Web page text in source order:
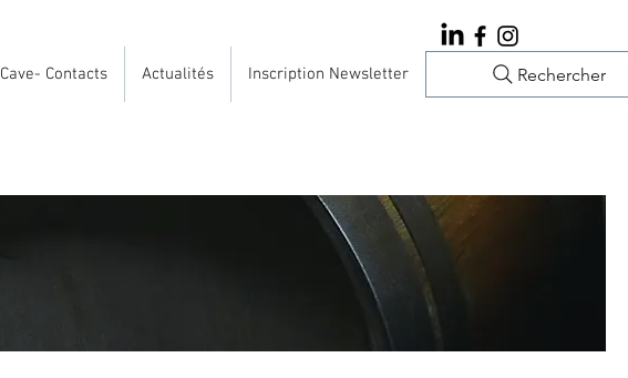
Cave- Contacts Actualités Inscription Newsletter Rechercher